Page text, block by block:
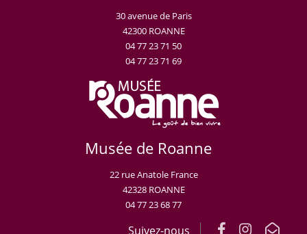
30 avenue de Paris
42300 ROANNE
04 77 23 71 50
04 77 23 71 69
Musée de Roanne
22 rue Anatole France
42328 ROANNE
04 77 23 68 77
Suivez-nous